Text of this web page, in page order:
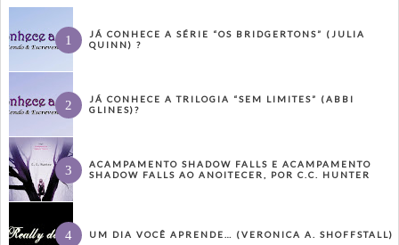
JÁ CONHECE A SÉRIE “OS BRIDGERTONS” (JULIA
QUINN) ?
JÁ CONHECE A TRILOGIA “SEM LIMITES” (ABBI
GLINES)?
ACAMPAMENTO SHADOW FALLS E ACAMPAMENTO
SHADOW FALLS AO ANOITECER, POR C.C. HUNTER
UM DIA VOCÊ APRENDE… (VERONICA A. SHOFFSTALL)